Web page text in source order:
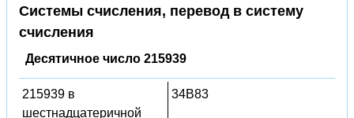
Системы счисления, перевод в систему
счисления
Десятичное число 215939
215939 в
шестнадцатеричной
34B83